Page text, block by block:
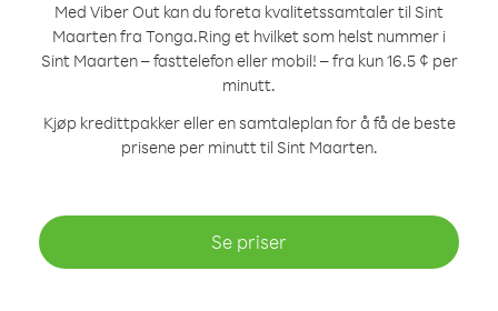
Med Viber Out kan du foreta kvalitetssamtaler til Sint
Maarten fra Tonga.Ring et hvilket som helst nummer i
Sint Maarten – fasttelefon eller mobil! – fra kun 16.5 ¢ per
minutt.
Kjøp kredittpakker eller en samtaleplan for å få de beste
prisene per minutt til Sint Maarten.
Se priser